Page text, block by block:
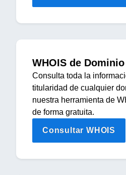
WHOIS de Dominio
Consulta toda la
titularidad de cualquier
nuestra herramienta de
de forma gratuita.
Consultar WHOIS